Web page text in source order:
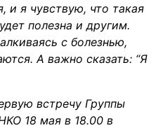
и я чувствую, что такая
полезна и другим.
с болезнью,
А важно сказать: “Я
встречу Группы
18 мая в 18.00 в